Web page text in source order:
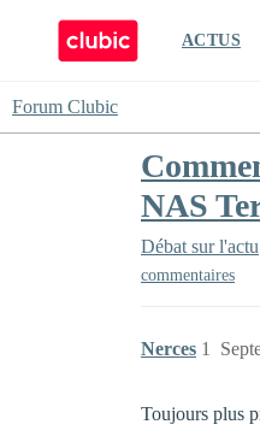
ACTUS
Forum Clubic
NAS
Débat sur l'actu
commentaires
Nerces 1
Toujours plus